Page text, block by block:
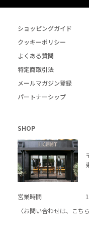
ショッピングガイド
クッキーポリシー
よくある質問
特定商取引法
メールマガジン登録
パートナーシップ
SHOP
営業時間
〈お問い合わせは、
こちら